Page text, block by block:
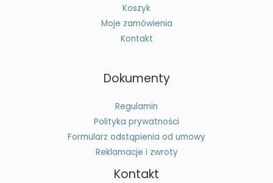
Koszyk
Moje zamówienia
Kontakt
Dokumenty
Regulamin
Polityka prywatności
Formularz odstąpienia od umowy
Reklamacje i zwroty
Kontakt